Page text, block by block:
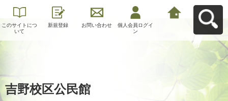
このサイトにつ
いて
新規登録 お問い合わせ
個人会員ログイ
ン
吉野校区公民館